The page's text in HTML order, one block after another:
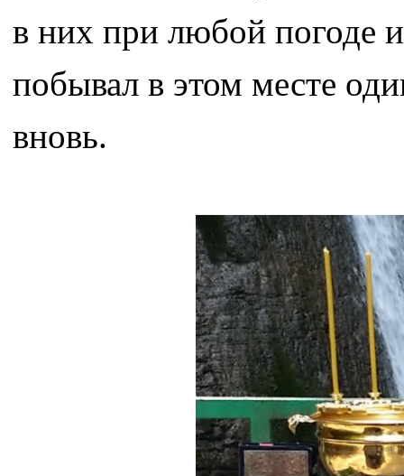
в них при любой погоде
побывал в этом месте
вновь.